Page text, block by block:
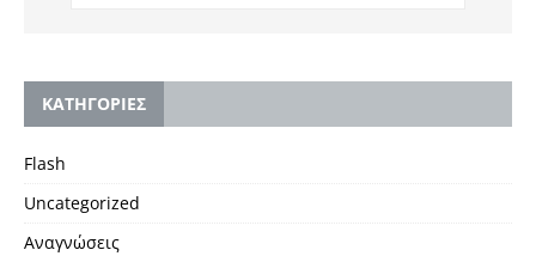
KΑΤΗΓΟΡΙΕΣ
Flash
Uncategorized
Αναγνώσεις